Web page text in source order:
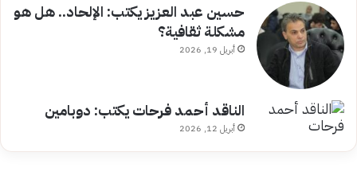
حسين عبد العزيز يكتب: الإلحاد.. هل هو
مشكلة ثقافية؟
أبريل 19, 2026
الناقد أحمد فرحات يكتب: دوبامين
أبريل 12, 2026